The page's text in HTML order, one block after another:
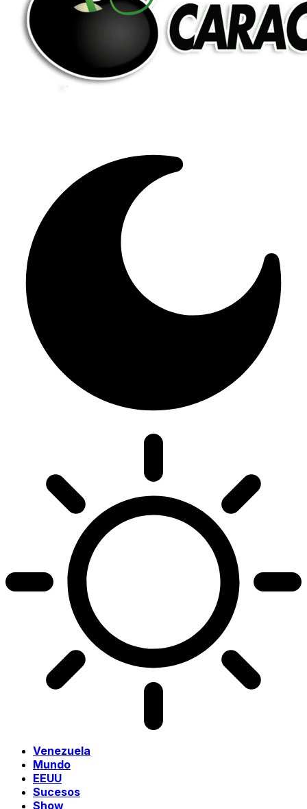
Venezuela
Mundo
EEUU
Sucesos
Show